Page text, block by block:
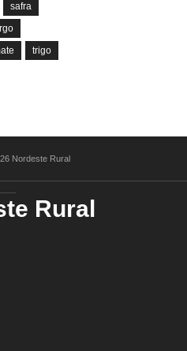
safra
trigo
Nordeste Rural
Rural